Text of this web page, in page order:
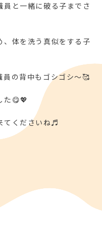
と一緒に破る子までさ
体を洗う真似をする子
員の背中もゴシゴシ～🥰
た😋💖
てくださいね♬